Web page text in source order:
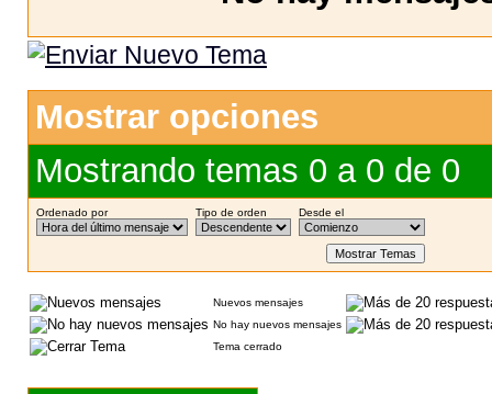
Mostrar opciones
Mostrando temas 0 a 0 de 0
Ordenado por Tipo de orden Desde el
Nuevos mensajes
No hay nuevos mensajes
Tema cerrado